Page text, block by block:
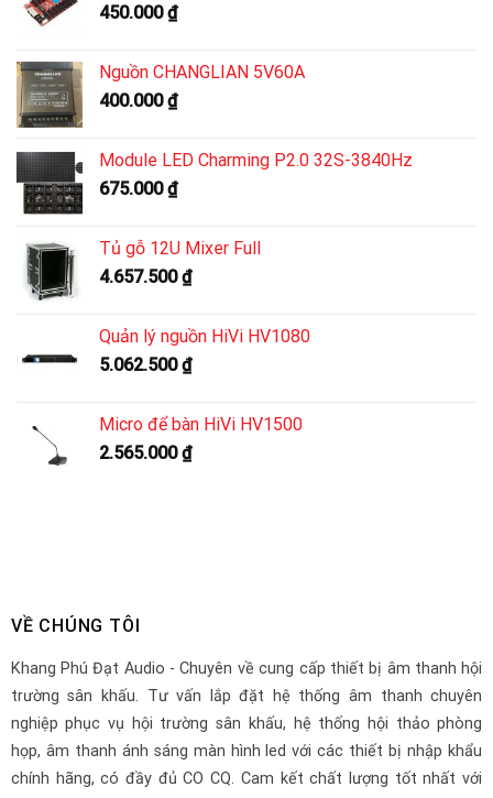
450.000₫
Nguồn CHANGLIAN 5V60A
400.000₫
Module LED Charming P2.0 32S-3840Hz
675.000₫
Tủ gỗ 12U Mixer Full
4.657.500₫
Quản lý nguồn HiVi HV1080
5.062.500₫
Micro để bàn HiVi HV1500
2.565.000₫
VỀ CHÚNG TÔI
Khang Phú Đạt Audio - Chuyên về cung cấp thiết bị âm thanh hội
trường sân khấu. Tư vấn lắp đặt hệ thống âm thanh chuyên
nghiệp phục vụ hội trường sân khấu, hệ thống hội thảo phòng
họp, âm thanh ánh sáng màn hình led với các thiết bị nhập khẩu
chính hãng, có đầy đủ CO CQ. Cam kết chất lượng tốt nhất với